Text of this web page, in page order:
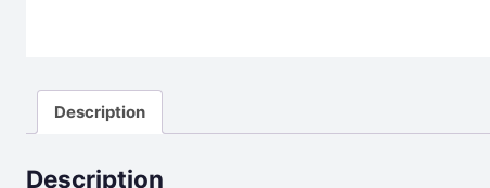
Description
Description